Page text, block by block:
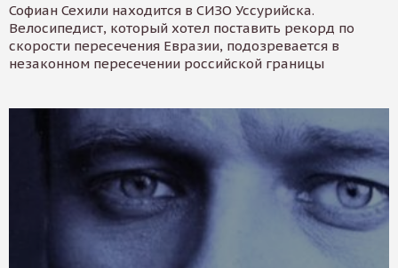
Софиан Сехили находится в СИЗО Уссурийска.
Велосипедист, который хотел поставить рекорд по
скорости пересечения Евразии, подозревается в
незаконном пересечении российской границы